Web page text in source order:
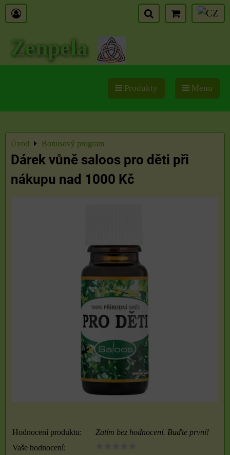
Zenpela
Produkty Menu
Úvod Bonusový program
Dárek vůně saloos pro děti při
nákupu nad 1000 Kč
Hodnocení produktu:
Zatím bez hodnocení. Buďte první!
Vaše hodnocení: